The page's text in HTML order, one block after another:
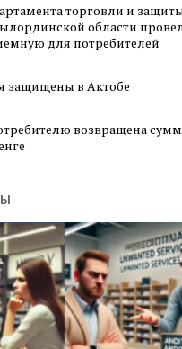
торговли и
области
для потребителей
защищены в Актобе
возвращена